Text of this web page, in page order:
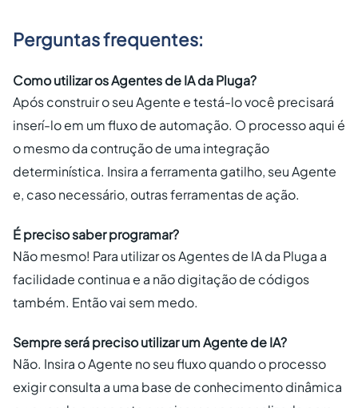
Perguntas frequentes:
Como utilizar os Agentes de IA da Pluga?
Após construir o seu Agente e testá-lo você precisará
inserí-lo em um fluxo de automação. O processo aqui é
o mesmo da contrução de uma integração
determinística. Insira a ferramenta gatilho, seu Agente
e, caso necessário, outras ferramentas de ação.
É preciso saber programar?
Não mesmo! Para utilizar os Agentes de IA da Pluga a
facilidade continua e a não digitação de códigos
também. Então vai sem medo.
Sempre será preciso utilizar um Agente de IA?
Não. Insira o Agente no seu fluxo quando o processo
exigir consulta a uma base de conhecimento dinâmica